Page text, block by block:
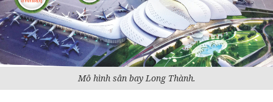
Mô hình sân bay Long Thành.